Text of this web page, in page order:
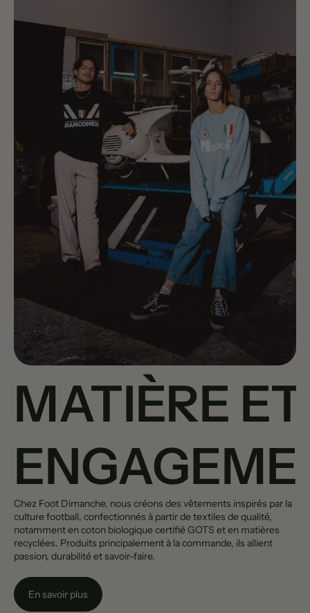
MATIÈRE ET
Chez Foot Dimanche, nous créons des vêtements inspirés par la
culture football, confectionnés à partir de textiles de qualité,
notamment en coton biologique certifié GOTS et en matières
recyclées. Produits principalement à la commande, ils allient
passion, durabilité et savoir-faire.
En savoir plus